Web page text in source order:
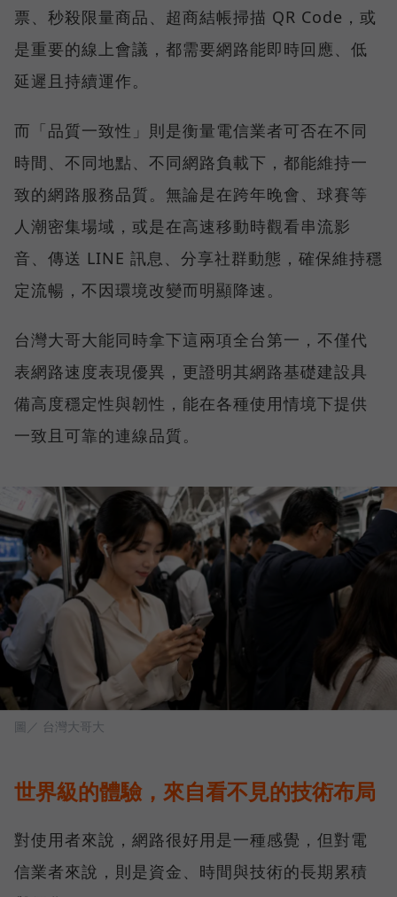
票、秒殺限量商品、超商結帳掃描 QR Code，或
是重要的線上會議，都需要網路能即時回應、低
延遲且持續運作。
而「品質一致性」則是衡量電信業者可否在不同
時間、不同地點、不同網路負載下，都能維持一
致的網路服務品質。無論是在跨年晚會、球賽等
人潮密集場域，或是在高速移動時觀看串流影
音、傳送 LINE 訊息、分享社群動態，確保維持穩
定流暢，不因環境改變而明顯降速。
台灣大哥大能同時拿下這兩項全台第一，不僅代
表網路速度表現優異，更證明其網路基礎建設具
備高度穩定性與韌性，能在各種使用情境下提供
一致且可靠的連線品質。
圖／ 台灣大哥大
世界級的體驗，來自看不見的技術布局
對使用者來說，網路很好用是一種感覺，但對電
信業者來說，則是資金、時間與技術的長期累積